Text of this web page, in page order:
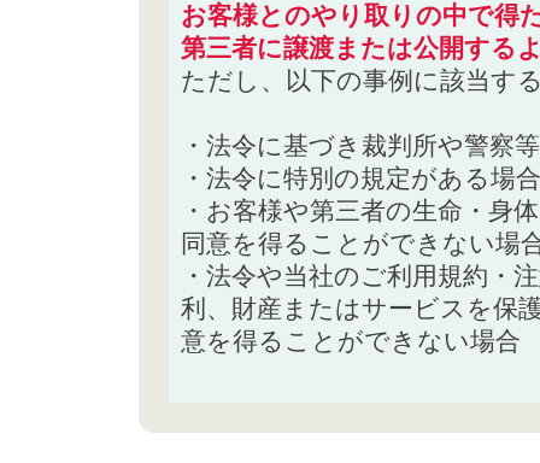
お客様とのやり取りの中で得
第三者に譲渡または公開する
ただし、以下の事例に該当す
・法令に基づき裁判所や警察
・法令に特別の規定がある場合
・お客様や第三者の生命・身
同意を得ることができない場
・法令や当社のご利用規約・
利、財産またはサービスを保
意を得ることができない場合